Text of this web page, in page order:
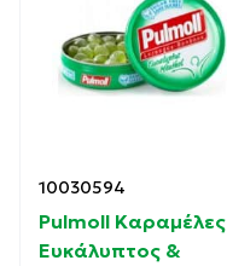
10030594
Pulmoll Καραμέλες
Ευκάλυπτος &